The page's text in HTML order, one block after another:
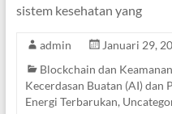
sistem kesehatan yang
admin
Januari 29,
Blockchain dan
Kecerdasan Buatan (AI) dan
Energi Terbarukan,